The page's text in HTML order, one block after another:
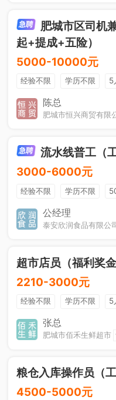
肥城市区司机
起+提成+五险）
5000-10000元
经验不限 学历不限 5
综合补贴
社保五险
陈总
肥城市恒兴商贸有限
流水线普工（
3000-6000元
经验不限 学历不限
工作餐 公经理
泰安欣润食品有限公
超市店员（福利奖
2210-3000元
经验不限 学历不限 5
综合补贴张总
肥城市佰禾生鲜超市
粮仓入库操作员（
4500-5000元